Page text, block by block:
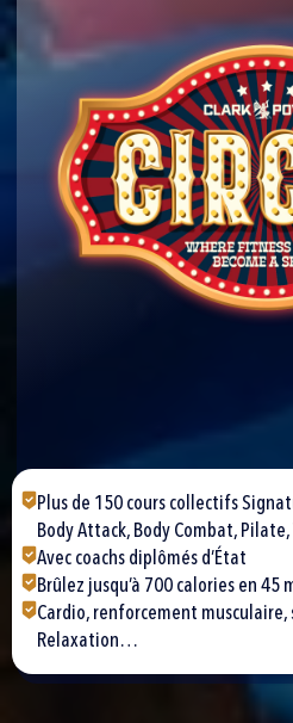
Plus de 150 cours collectifs
Body Attack, Body Combat,
Avec coachs diplômés d’État
Brûlez jusqu’à 700 calories en 45
Cardio, renforcement
Relaxation…